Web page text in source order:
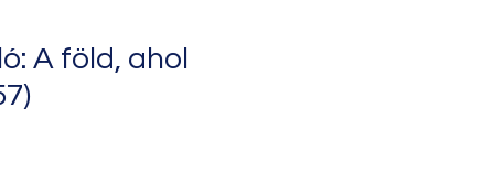
A föld, ahol